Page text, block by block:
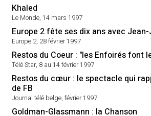
Khaled
Le Monde, 14 mars 1997
Europe 2 fête ses dix ans avec
Europe 2, 28 février 1997
Restos du Coeur : "les Enfoirés font
Télé Star, 8 au 14 février 1997
Restos du cœur : le spectacle qui
de FB
Journal télé belge, février 1997
Goldman-Glassmann : la Chanson